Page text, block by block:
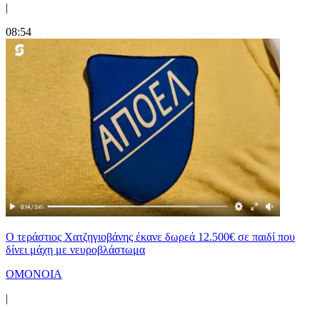
|
08:54
Ο τεράστιος Χατζηγιοβάνης έκανε δωρεά 12.500€ σε παιδί που
δίνει μάχη με νευροβλάστωμα
ΟΜΟΝΟΙΑ
|